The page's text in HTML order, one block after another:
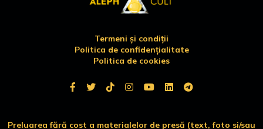
Termeni și condiții
Politica de confidențialitate
Politica de cookies
Preluarea fără cost a materialelor de presă (text, foto si/sau